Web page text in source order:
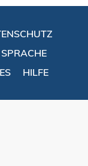
HILFE